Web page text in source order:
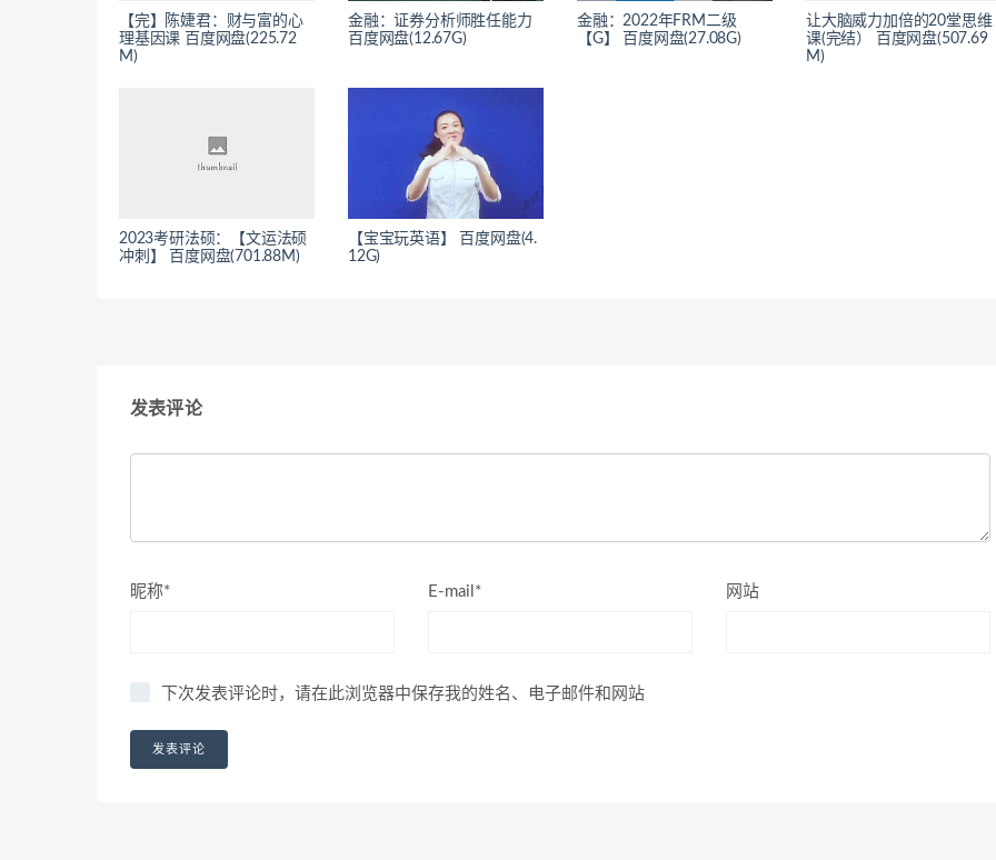
【完】陈婕君：财与富的心
理基因课 百度网盘(225.72
M)
金融：证券分析师胜任能力
百度网盘(12.67G)
金融：2022年FRM二级
【G】 百度网盘(27.08G)
让大脑威力加倍的20堂思维
课(完结） 百度网盘(507.69
M)
2023考研法硕：【文运法硕
冲刺】 百度网盘(701.88M)
【宝宝玩英语】 百度网盘(4.
12G)
发表评论
昵称* E-mail* 网站
下次发表评论时，请在此浏览器中保存我的姓名、电子邮件和网站